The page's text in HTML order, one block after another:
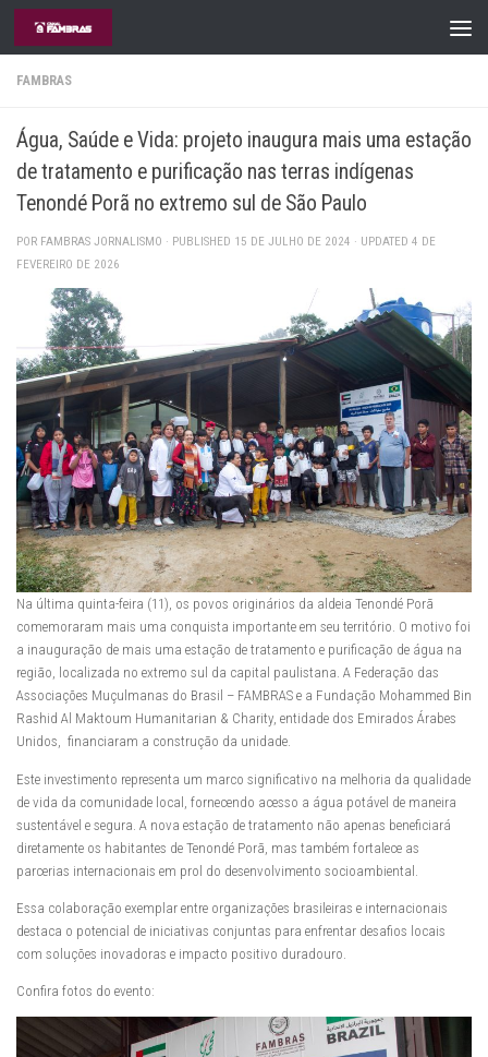
Skip to content
FAMBRAS
Água, Saúde e Vida: projeto inaugura mais uma estação
de tratamento e purificação nas terras indígenas
Tenondé Porã no extremo sul de São Paulo
POR FAMBRAS JORNALISMO · PUBLISHED 15 DE JULHO DE 2024 · UPDATED 4 DE
FEVEREIRO DE 2026
Na última quinta-feira (11), os povos originários da aldeia Tenondé Porã
comemoraram mais uma conquista importante em seu território. O motivo foi
a inauguração de mais uma estação de tratamento e purificação de água na
região, localizada no extremo sul da capital paulistana. A Federação das
Associações Muçulmanas do Brasil – FAMBRAS e a Fundação Mohammed Bin
Rashid Al Maktoum Humanitarian & Charity, entidade dos Emirados Árabes
Unidos, financiaram a construção da unidade.
Este investimento representa um marco significativo na melhoria da qualidade
de vida da comunidade local, fornecendo acesso a água potável de maneira
sustentável e segura. A nova estação de tratamento não apenas beneficiará
diretamente os habitantes de Tenondé Porã, mas também fortalece as
parcerias internacionais em prol do desenvolvimento socioambiental.
Essa colaboração exemplar entre organizações brasileiras e internacionais
destaca o potencial de iniciativas conjuntas para enfrentar desafios locais
com soluções inovadoras e impacto positivo duradouro.
Confira fotos do evento: